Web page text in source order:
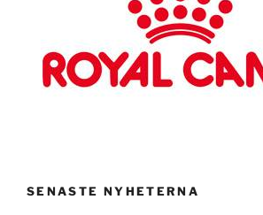
SENASTE NYHETERNA